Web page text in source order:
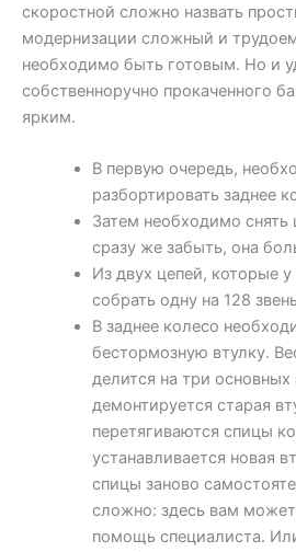
скоростной сложно назвать
модернизации сложный и
необходимо быть готовым. Но и
собственноручно прокаченного
ярким.
В первую очередь,
разбортировать заднее
Затем необходимо
сразу же забыть, она
Из двух цепей, которые
собрать одну на 128
В заднее колесо
бестормозную втулку.
делится на три основных
демонтируется старая
перетягиваются спицы
устанавливается новая
спицы заново
сложно: здесь вам может
помощь специалиста.